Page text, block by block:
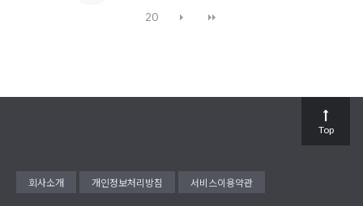
20
회사소개 개인정보처리방침 서비스이용약관
Top